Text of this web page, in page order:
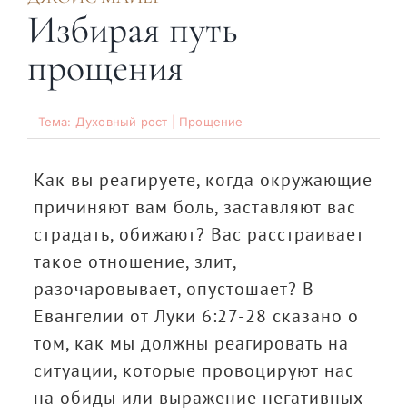
Избирая путь
прощения
Тема: Духовный рост | Прощение
Как вы реагируете, когда окружающие
причиняют вам боль, заставляют вас
страдать, обижают? Вас расстраивает
такое отношение, злит,
разочаровывает, опустошает? В
Евангелии от Луки 6:27-28 сказано о
том, как мы должны реагировать на
ситуации, которые провоцируют нас
на обиды или выражение негативных